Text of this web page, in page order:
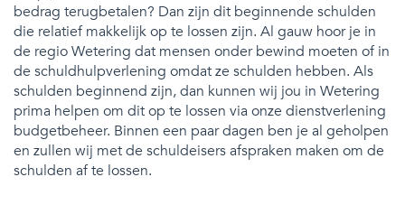
bedrag terugbetalen? Dan zijn dit beginnende schulden
die relatief makkelijk op te lossen zijn. Al gauw hoor je in
de regio Wetering dat mensen onder bewind moeten of in
de schuldhulpverlening omdat ze schulden hebben. Als
schulden beginnend zijn, dan kunnen wij jou in Wetering
prima helpen om dit op te lossen via onze dienstverlening
budgetbeheer. Binnen een paar dagen ben je al geholpen
en zullen wij met de schuldeisers afspraken maken om de
schulden af te lossen.